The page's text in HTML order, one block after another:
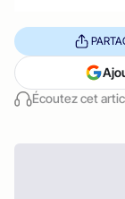
Écoutez cet